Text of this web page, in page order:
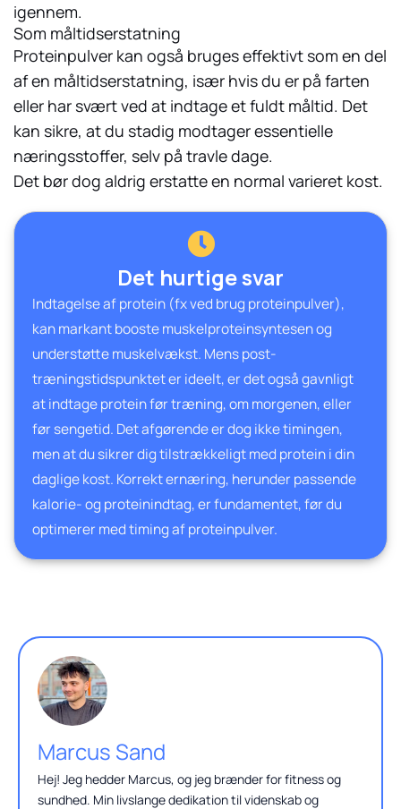
igennem.
Som måltidserstatning
Proteinpulver kan også bruges effektivt som en del
af en måltidserstatning, især hvis du er på farten
eller har svært ved at indtage et fuldt måltid. Det
kan sikre, at du stadig modtager essentielle
næringsstoffer, selv på travle dage.
Det bør dog aldrig erstatte en normal varieret kost.
Det hurtige svar
Indtagelse af protein (fx ved brug proteinpulver),
kan markant booste muskelproteinsyntesen og
understøtte muskelvækst. Mens post-
træningstidspunktet er ideelt, er det også gavnligt
at indtage protein før træning, om morgenen, eller
før sengetid. Det afgørende er dog ikke timingen,
men at du sikrer dig tilstrækkeligt med protein i din
daglige kost. Korrekt ernæring, herunder passende
kalorie- og proteinindtag, er fundamentet, før du
optimerer med timing af proteinpulver.
Marcus Sand
Hej! Jeg hedder Marcus, og jeg brænder for fitness og
sundhed. Min livslange dedikation til videnskab og